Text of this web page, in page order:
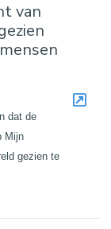
van
dat de
Mijn
gezien te